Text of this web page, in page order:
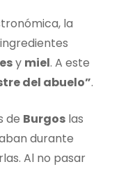
la
y miel. A este
del abuelo”.
de Burgos las
durante
Al no pasar